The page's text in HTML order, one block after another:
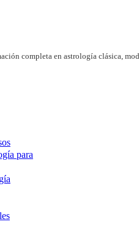
completa en astrología clásica,
para